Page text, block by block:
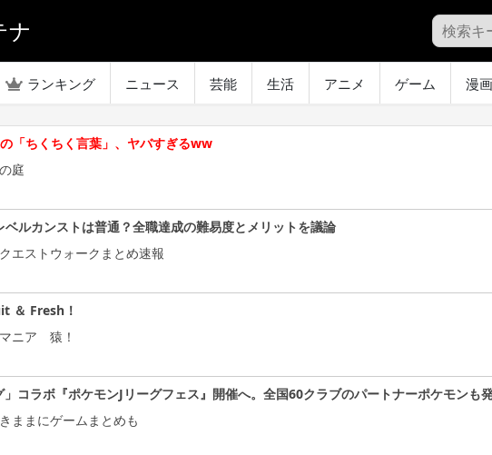
ナ
ランキング ニュース 芸能 生活 アニメ ゲーム 漫画
の「ちくちく言葉」、ヤバすぎるww
庭
ベルカンストは普通？全職達成の難易度とメリットを議論
エストウォークまとめ速報
＆ Fresh！
ニア 猿！
」コラボ『ポケモンJリーグフェス』開催へ。全国60クラブのパートナーポケモンも
ままにゲームまとめも